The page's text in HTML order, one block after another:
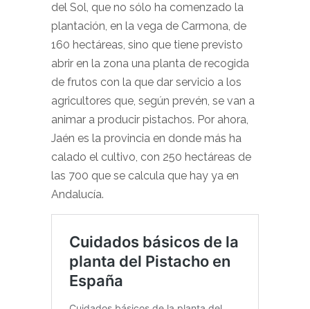
del Sol, que no sólo ha comenzado la
plantación, en la vega de Carmona, de
160 hectáreas, sino que tiene previsto
abrir en la zona una planta de recogida
de frutos con la que dar servicio a los
agricultores que, según prevén, se van a
animar a producir pistachos. Por ahora,
Jaén es la provincia en donde más ha
calado el cultivo, con 250 hectáreas de
las 700 que se calcula que hay ya en
Andalucía.